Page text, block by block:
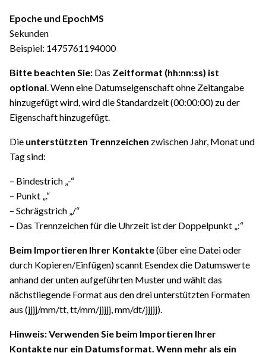
Epoche und EpochMS
Sekunden
Beispiel: 1475761194000
Bitte beachten Sie: Das Zeitformat (hh:nn:ss) ist
optional . Wenn eine Datumseigenschaft ohne Zeitangabe
hinzugefügt wird, wird die Standardzeit (00:00:00) zu der
Eigenschaft hinzugefügt.
Die unterstützten Trennzeichen zwischen Jahr, Monat und
Tag sind:
– Bindestrich „-“
– Punkt „.“
– Schrägstrich „/“
– Das Trennzeichen für die Uhrzeit ist der Doppelpunkt „:“
Beim Importieren Ihrer Kontakte(über eine Datei oder
durch Kopieren/Einfügen) scannt Esendex die Datumswerte
anhand der unten aufgeführten Muster und wählt das
nächstliegende Format aus den drei unterstützten Formaten
aus (jjjj/mm/tt, tt/mm/jjjjj, mm/dt/jjjjj).
Hinweis: Verwenden Sie beim Importieren Ihrer
Kontakte nur ein Datumsformat. Wenn mehr als ein